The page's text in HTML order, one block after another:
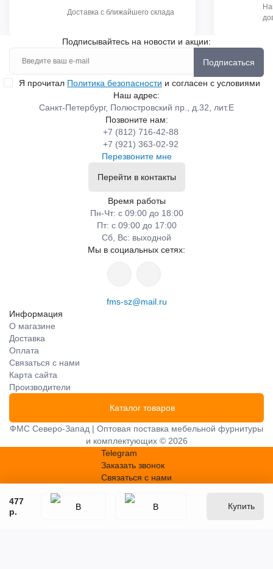
477
р.
Купить
Доставка с ближайшего склада
Подписывайтесь на новости и акции:
Подписаться
Я прочитал Политика безопасности и согласен с условиями
Наш адрес:
Санкт-Петербург, Полюстровский пр., д.32, лит.Е
Позвоните нам:
+7 (812) 716-42-88
+7 (921) 363-02-92
Перезвоните мне
Перейти в контакты
Время работы
Пн-Чт: с 09:00 до 18:00
Пт: с 09:00 до 17:00
Сб, Вс: выходной
Мы в социальных сетях:
fms-sz@mail.ru
Информация
О магазине
Доставка
Оплата
Связаться с нами
Карта сайта
Производители
Каталог товаров
ФМС Северо-Запад | Оптовая поставка мебельной фурнитуры
и комплектующих © 2026
Telegram
Заказать звонок
Связаться с нами